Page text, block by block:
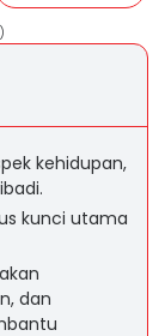
kehidupan,
kunci utama
dan